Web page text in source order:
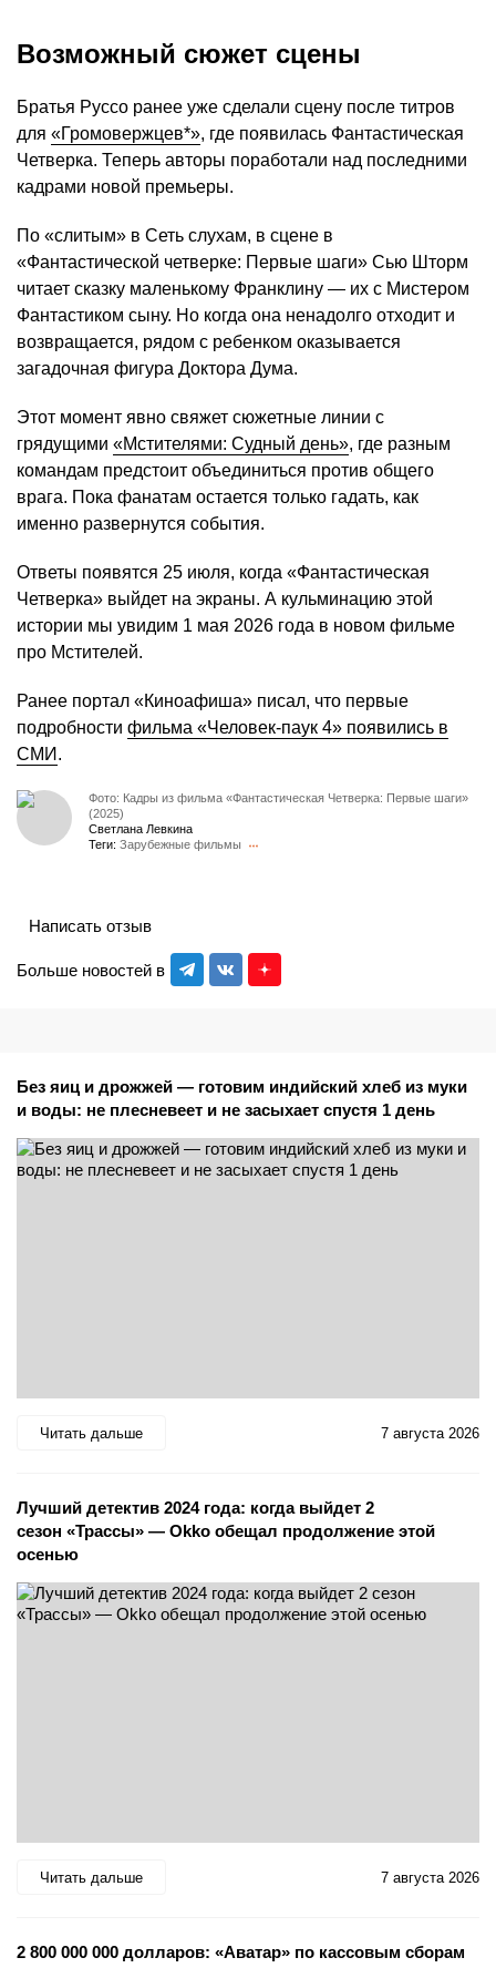
Возможный сюжет сцены
Братья Руссо ранее уже сделали сцену после титров
для «Громовержцев*», где появилась Фантастическая
Четверка. Теперь авторы поработали над последними
кадрами новой премьеры.
По «слитым» в Сеть слухам, в сцене в
«Фантастической четверке: Первые шаги» Сью Шторм
читает сказку маленькому Франклину — их с Мистером
Фантастиком сыну. Но когда она ненадолго отходит и
возвращается, рядом с ребенком оказывается
загадочная фигура Доктора Дума.
Этот момент явно свяжет сюжетные линии с
грядущими «Мстителями: Судный день», где разным
командам предстоит объединиться против общего
врага. Пока фанатам остается только гадать, как
именно развернутся события.
Ответы появятся 25 июля, когда «Фантастическая
Четверка» выйдет на экраны. А кульминацию этой
истории мы увидим 1 мая 2026 года в новом фильме
про Мстителей.
Ранее портал «Киноафиша» писал, что первые
подробности фильма «Человек-паук 4» появились в
СМИ .
Фото: Кадры из фильма «Фантастическая Четверка: Первые шаги»
(2025)
Светлана Левкина
Теги: Зарубежные фильмы
Больше новостей в
Написать отзыв
Без яиц и дрожжей — готовим индийский хлеб из муки
и воды: не плесневеет и не засыхает спустя 1 день
Читать дальше 7 августа 2026
Лучший детектив 2024 года: когда выйдет 2
сезон «Трассы» — Okko обещал продолжение этой
осенью
Читать дальше 7 августа 2026
2 800 000 000 долларов: «Аватар» по кассовым сборам